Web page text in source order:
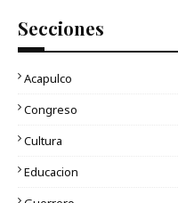
Secciones
Acapulco
Congreso
Cultura
Educacion